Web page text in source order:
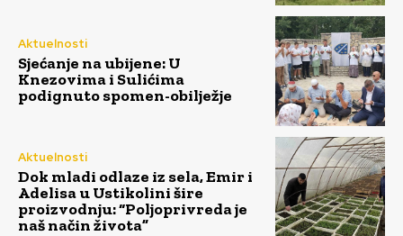
Aktuelnosti
Sjećanje na ubijene: U
Knezovima i Sulićima
podignuto spomen-obilježje
Aktuelnosti
Dok mladi odlaze iz sela, Emir i
Adelisa u Ustikolini šire
proizvodnju: “Poljoprivreda je
naš način života”